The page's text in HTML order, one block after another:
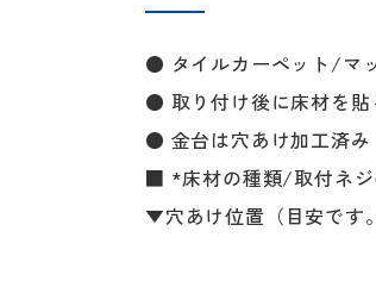
● タイルカーペット/マ
● 取り付け後に床材を貼
● 金台は穴あけ加工済み
■ *床材の種類/取付ネジ
▼穴あけ位置（目安です